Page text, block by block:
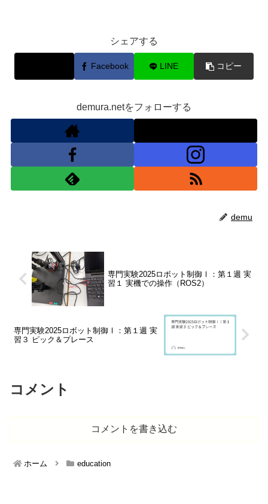
シェアする
Facebook LINE コピー
demura.netをフォローする
demu
専門実験2025ロボット制御Ⅰ：第１週 実
習１ 実機での操作（ROS2）
専門実験2025ロボット制御Ⅰ：第１週 実
習３ ピック＆プレース
コメント
コメントを書き込む
ホーム education